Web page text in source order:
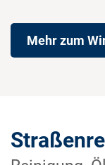
Mehr zum